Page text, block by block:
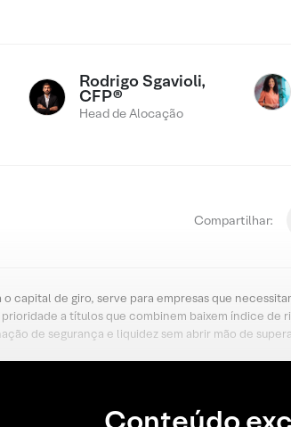
Rodrigo Sgavioli,
CFP®
Head de Alocação
Compartilhar:
capital de giro, serve para empresas que
a títulos que combinem baixem índice de
de segurança e liquidez sem abrir mão de